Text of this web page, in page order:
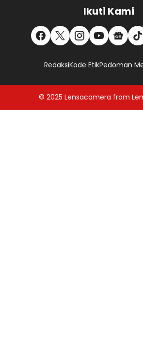
Ikuti Kami
RedaksiKode EtikPedoman
© 2025 Lensacamera from